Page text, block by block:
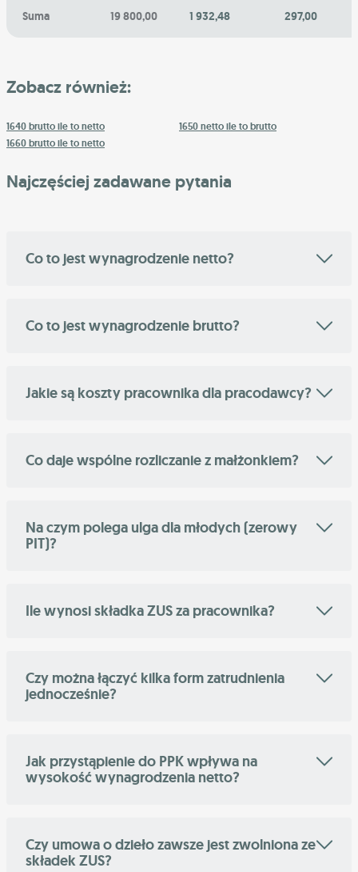
Suma 19 800,00 1 932,48 297,00
Zobacz również:
1640 brutto ile to netto
1650 netto ile to brutto
1660 brutto ile to netto
Najczęściej zadawane pytania
Co to jest wynagrodzenie netto?
Co to jest wynagrodzenie brutto?
Jakie są koszty pracownika dla pracodawcy?
Co daje wspólne rozliczanie z małżonkiem?
Na czym polega ulga dla młodych (zerowy
PIT)?
Ile wynosi składka ZUS za pracownika?
Czy można łączyć kilka form zatrudnienia
jednocześnie?
Jak przystąpienie do PPK wpływa na
wysokość wynagrodzenia netto?
Czy umowa o dzieło zawsze jest zwolniona ze
składek ZUS?